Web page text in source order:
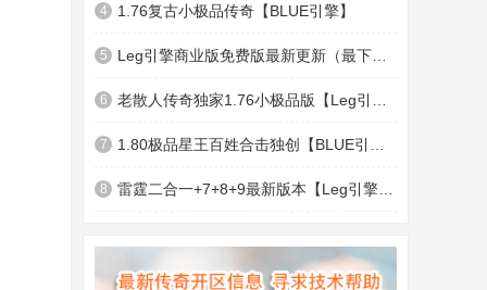
4 1.76复古小极品传奇【BLUE引擎】
5
6
7
8